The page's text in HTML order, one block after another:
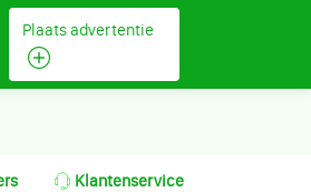
Plaats advertentie
Klantenservice